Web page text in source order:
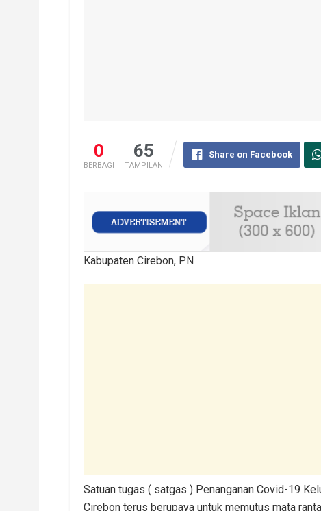
0
BERBAGI
65
TAMPILAN
Share on Facebook
Kabupaten Cirebon, PN
Satuan tugas ( satgas ) Penanganan Covid-19
Cirebon terus berupaya untuk memutus mata